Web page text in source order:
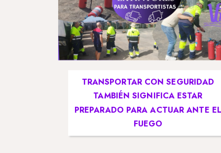
TRANSPORTAR CON SEGURIDAD
TAMBIÉN SIGNIFICA ESTAR
PREPARADO PARA ACTUAR ANTE EL
FUEGO